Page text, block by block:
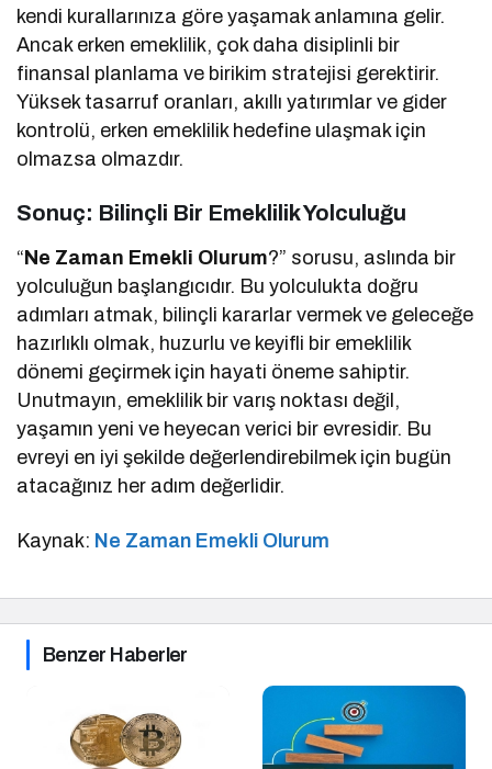
kendi kurallarınıza göre yaşamak anlamına gelir.
Ancak erken emeklilik, çok daha disiplinli bir
finansal planlama ve birikim stratejisi gerektirir.
Yüksek tasarruf oranları, akıllı yatırımlar ve gider
kontrolü, erken emeklilik hedefine ulaşmak için
olmazsa olmazdır.
Sonuç: Bilinçli Bir Emeklilik Yolculuğu
“Ne Zaman Emekli Olurum?” sorusu, aslında bir
yolculuğun başlangıcıdır. Bu yolculukta doğru
adımları atmak, bilinçli kararlar vermek ve geleceğe
hazırlıklı olmak, huzurlu ve keyifli bir emeklilik
dönemi geçirmek için hayati öneme sahiptir.
Unutmayın, emeklilik bir varış noktası değil,
yaşamın yeni ve heyecan verici bir evresidir. Bu
evreyi en iyi şekilde değerlendirebilmek için bugün
atacağınız her adım değerlidir.
Kaynak: Ne Zaman Emekli Olurum
Benzer Haberler